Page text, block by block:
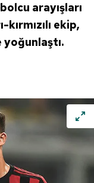
arayışları
ekip,